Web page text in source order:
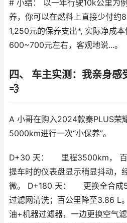
# 小结： 以一年行驶10k公里为
养，你可以在燃料上直接少付约
1,250元的保养支出*, 实际净成
600~700元左右，客观地说...。
四、 车主实测：我亲身感
💨
A 小哥在购入2024款秦PLUS荣
5000km进行一次“小保养”。
D+30 天： 里程3500km， 百
提车时的仪表盘显示稍显抖动，
微。 D+180 天： 更换全合成
过滤网清洗；百公里降至3.86
油+机器过滤器，一边更换空气